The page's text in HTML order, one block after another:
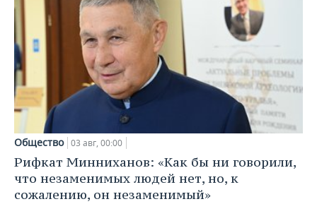
Общество 03 авг, 00:00
Рифкат Минниханов: «Как бы ни говорили,
что незаменимых людей нет, но, к
сожалению, он незаменимый»